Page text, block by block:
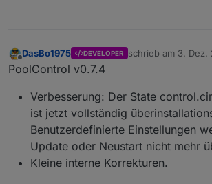
Offline
DasBo1975 DEVELOPER schrieb am 3. Dez.
zuletzt editiert von
PoolControl v0.7.4
Verbesserung: Der State
ist jetzt vollständig
Benutzerdefinierte Einstellungen
Update oder Neustart nicht mehr
Kleine interne Korrekturen.